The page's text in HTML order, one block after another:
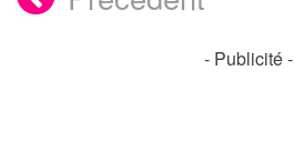
- Publicité -